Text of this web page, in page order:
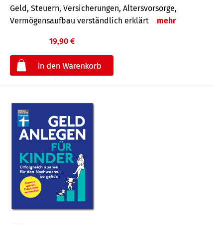
Geld, Steuern, Versicherungen, Altersvorsorge,
Vermögensaufbau verständlich erklärt
mehr
19,90 €